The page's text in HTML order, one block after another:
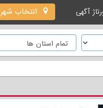
انتخاب شهر آگهی